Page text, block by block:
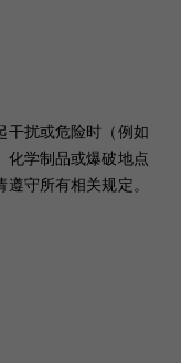
干扰或危险时（例如
化学制品或爆破地点
守所有相关规定。